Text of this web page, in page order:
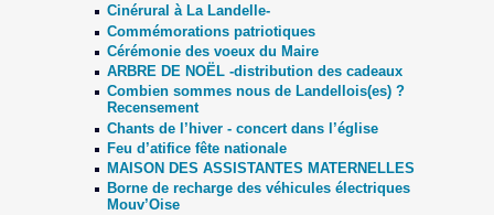
Cinérural à La Landelle-
Commémorations patriotiques
Cérémonie des voeux du Maire
ARBRE DE NOËL -distribution des cadeaux
Combien sommes nous de Landellois(es) ?
Recensement
Chants de l’hiver - concert dans l’église
Feu d’atifice fête nationale
MAISON DES ASSISTANTES MATERNELLES
Borne de recharge des véhicules électriques
Mouv’Oise